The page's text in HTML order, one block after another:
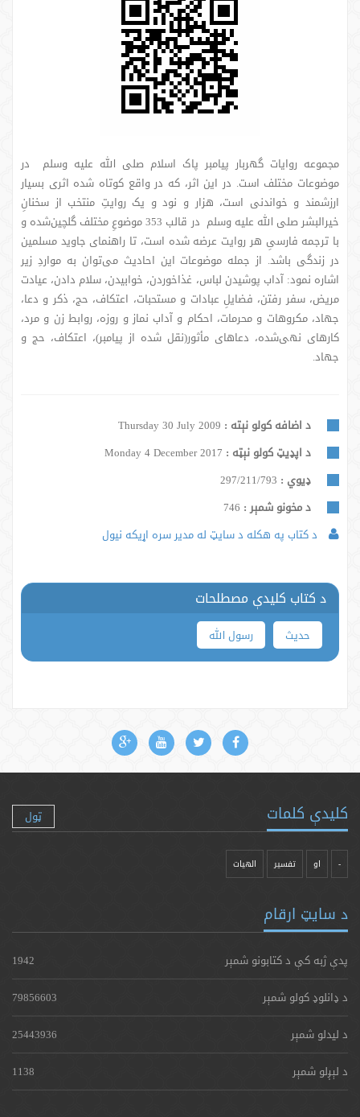
مجموعه روایات گهربار پیامبر پاک اسلام صلی الله علیه وسلم در
موضوعات مختلف است. در این اثر، که در واقع کوتاه شده اثری بسیار
ارزشمند و خواندنی است، هزار و نود و یک روایتِ منتخب از سخنانِ
خیرالبشر صلی الله علیه وسلم در قالب 353 موضوعِ مختلف گلچین‌شده و
با ترجمه فارسیِ هر روایت عرضه شده است، تا راهنمای جاوید مسلمین
در زندگی باشد. از جمله موضوعات این احادیث می‌توان به مواردِ زیر
اشاره نمود: آداب پوشیدن لباس، غذاخوردن، خوابیدن، سلام ‌دادن، عیادت
مریض، سفر رفتن، فضایلِ عبادات و مستحبات، اعتکاف، حج، ذکر و دعا،
جهاد، مکروهات و محرمات، احکام و آداب نماز و روزه، روابط زن و مرد،
کارهای نهی‌شده، دعاهای مأثور(نقل شده از پیامبر)، اعتکاف، حج و
جهاد.
د اضافه کولو نېته : Thursday 30 July 2009
د اپډیټ کولو نېټه :
ډيوي : 297/211/793
د مخونو شمېر :
د کتاب په هکله د سایټ له مدیر سره اړیکه نیول
د کتاب کلیدې مصطلحات
حدیث رسول الله
کلیدې کلمات ټول
- او تفسیر الهیات
د سایټ ارقام
پدې ژبه کې د کتابونو شمېر
1942
د ډانلوډ کولو شمېر
79856603
د لیدلو شمېر
25443936
د لېږلو شمېر
1138